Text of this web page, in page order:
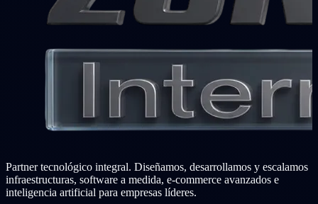
Partner tecnológico integral. Diseñamos, desarrollamos y escalamos
infraestructuras, software a medida, e-commerce avanzados e
inteligencia artificial para empresas líderes.